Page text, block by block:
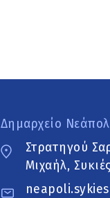
Δημαρχείο
Στρατηγού
Μιχαήλ,